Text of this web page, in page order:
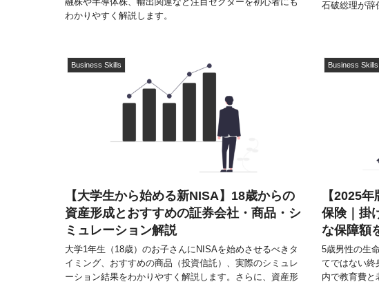
わかりやすく解説します。
石破総理が辞
Business Skills
【大学生から始める新NISA】18歳からの
資産形成とおすすめの証券会社・商品・シ
ミュレーション解説
大学1年生（18歳）のお子さんにNISAを始めさせるべきタ
イミング、おすすめの商品（投資信託）、実際のシミュレ
ーション結果をわかりやすく解説します。さらに、資産形
Business Skills
【2025
保険｜掛
な保障額
5歳男性の生
てではない終
内で教育費と